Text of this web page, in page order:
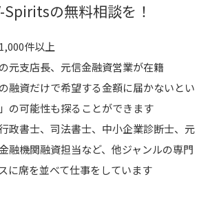
Spiritsの無料相談を！
件以上
元支店長、元信金融資営業が在籍
融資だけで希望する金額に届かないとい
の可能性も探ることができます
政書士、司法書士、中小企業診断士、元
融機関融資担当など、他ジャンルの専門
に席を並べて仕事をしています